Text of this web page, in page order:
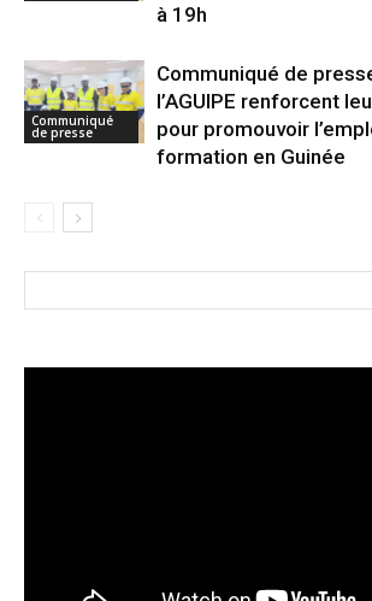
à 19h
Communiqué
de presse
Communiqué de
l’AGUIPE renforcent
pour promouvoir
formation en Guinée